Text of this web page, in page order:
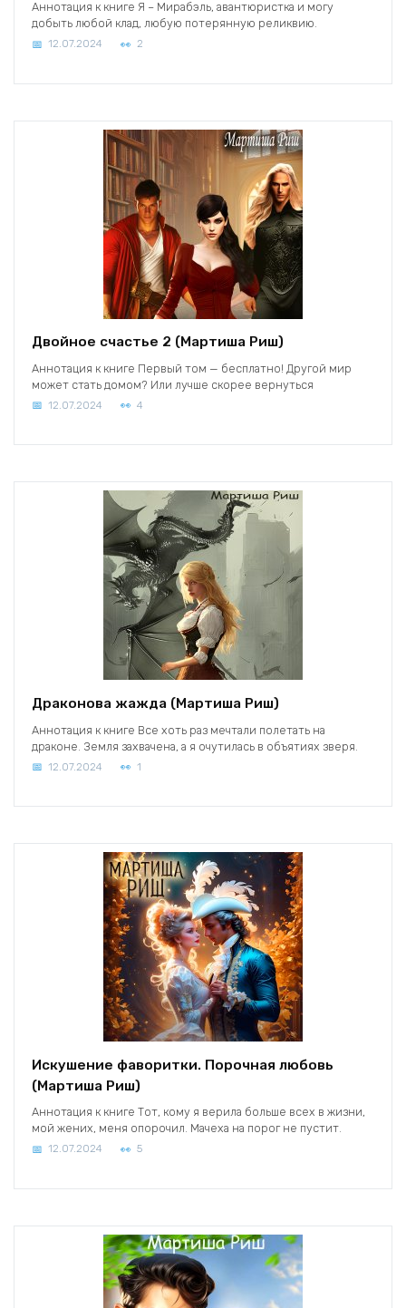
Аннотация к книге Я – Мирабэль, авантюристка и могу
добыть любой клад, любую потерянную реликвию.
12.07.2024 2
Двойное счастье 2 (Мартиша Риш)
Аннотация к книге Первый том — бесплатно! Другой мир
может стать домом? Или лучше скорее вернуться
12.07.2024 4
Драконова жажда (Мартиша Риш)
Аннотация к книге Все хоть раз мечтали полетать на
драконе. Земля захвачена, а я очутилась в объятиях зверя.
12.07.2024 1
Искушение фаворитки. Порочная любовь
(Мартиша Риш)
Аннотация к книге Тот, кому я верила больше всех в жизни,
мой жених, меня опорочил. Мачеха на порог не пустит.
12.07.2024 5